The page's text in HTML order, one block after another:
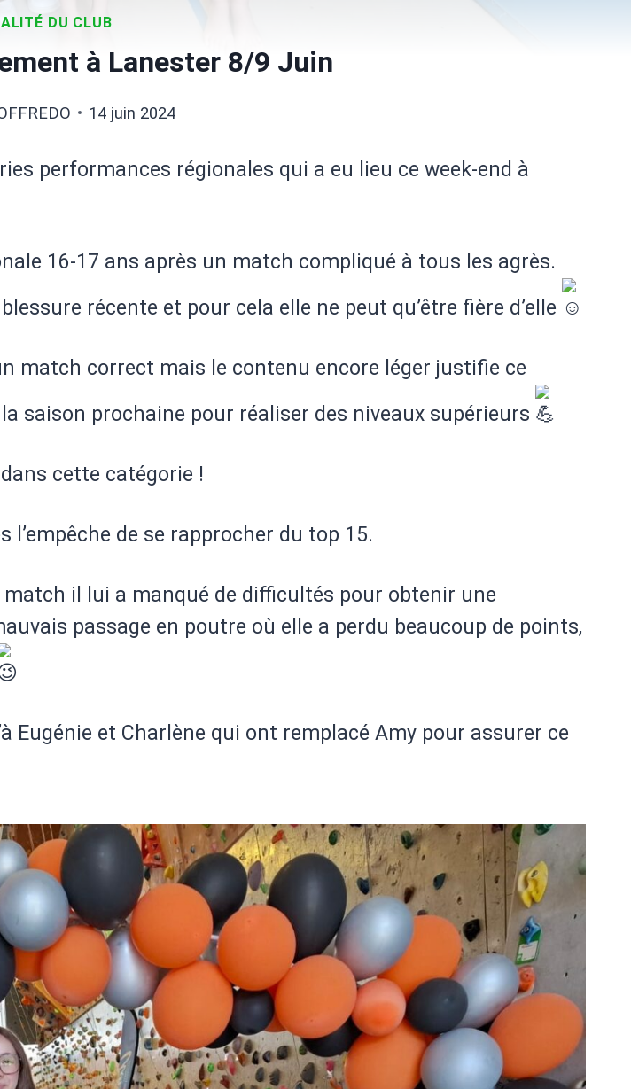
DU CLUB
à Lanester 8/9 Juin
14 juin 2024
performances régionales qui a eu lieu ce week-end à
16-17 ans après un match compliqué à tous les agrès.
récente et pour cela elle ne peut qu’être fière d’elle
match correct mais le contenu encore léger justifie ce
saison prochaine pour réaliser des niveaux supérieurs
cette catégorie !
de se rapprocher du top 15.
il lui a manqué de difficultés pour obtenir une
passage en poutre où elle a perdu beaucoup de points,
Eugénie et Charlène qui ont remplacé Amy pour assurer ce